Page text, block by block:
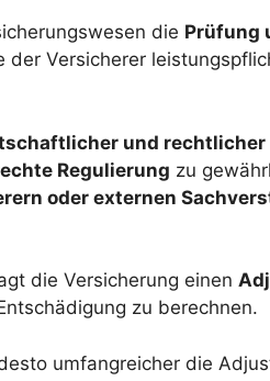
die Prüfung
Versicherer
und rechtlicher
Regulierung zu
oder externen
die Versicherung einen
zu berechnen.
umfangreicher die